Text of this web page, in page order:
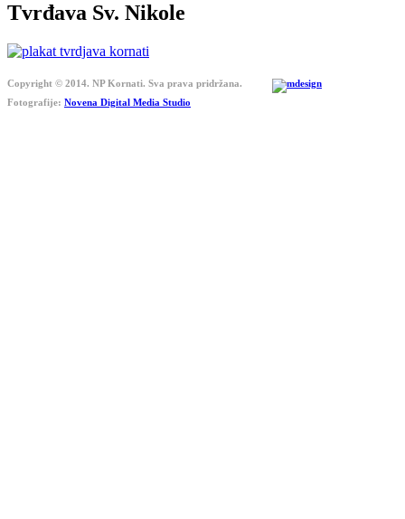
Tvrđava Sv. Nikole
Copyright © 2014. NP Kornati. Sva prava pridržana.
Fotografije: Novena Digital Media Studio